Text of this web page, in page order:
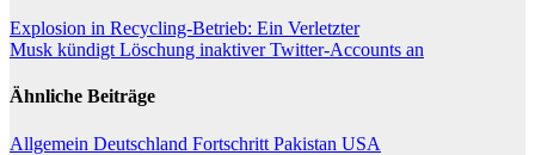
Beitragsnavigation
Explosion in Recycling-Betrieb: Ein Verletzter
Musk kündigt Löschung inaktiver Twitter-Accounts an
Ähnliche Beiträge
Allgemein Deutschland Fortschritt Pakistan USA